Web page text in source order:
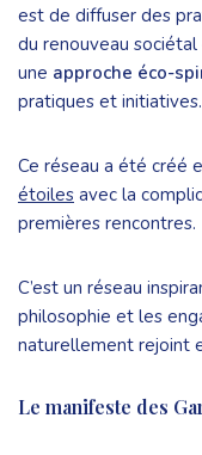
est de diffuser des
du renouveau
une approche éco-
pratiques et initiatives.
Ce réseau a été créé
étoiles avec la
premières rencontres.
C’est un réseau
philosophie et les
naturellement rejoint
Le manifeste des